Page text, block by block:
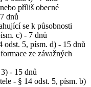
příliš obecné
dnů
se k působnosti
c) - 7 dnů
odst. 5, písm. d) - 15 dnů
ze závažných
- 15 dnů
- § 14 odst. 5, písm. b)